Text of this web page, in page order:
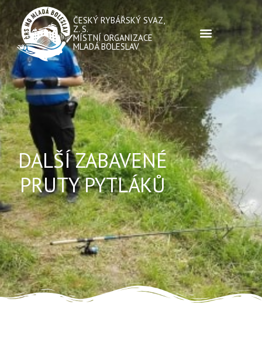
ČESKÝ RYBÁŘSKÝ SVAZ,
Z. S.
MÍSTNÍ ORGANIZACE
MLADÁ BOLESLAV
DALŠÍ ZABAVENÉ
PRUTY PYTLÁKŮ